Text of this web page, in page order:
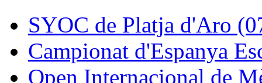
SYOC de Platja d'Aro
Campionat d'Espanya
Open Internacional de